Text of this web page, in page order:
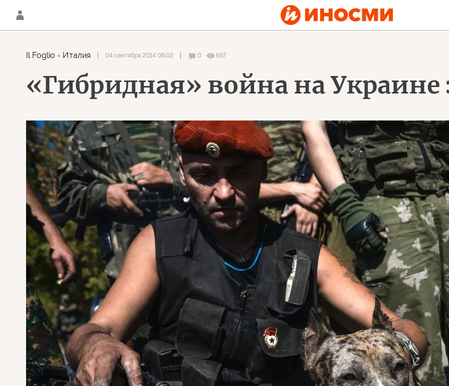
Il Foglio Италия 04 сентября 2014 06:02 0 697
«Гибридная» война на Украине